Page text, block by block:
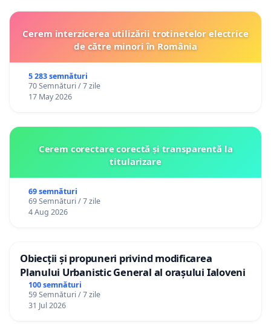
Cerem interzicerea utilizării trotinetelor electrice
de către minori în România
5 283 semnături
70 Semnături / 7 zile
17 May 2026
Cerem corectare corectă și transparentă la
titularizare
69 semnături
69 Semnături / 7 zile
4 Aug 2026
Obiecții și propuneri privind modificarea
Planului Urbanistic General al orașului Ialoveni
100 semnături
59 Semnături / 7 zile
31 Jul 2026